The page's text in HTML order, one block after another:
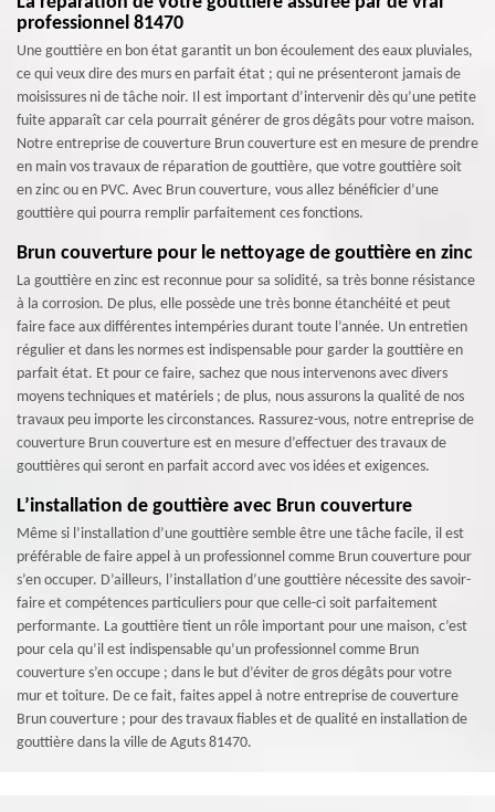
professionnel 81470
Une gouttière en bon état garantit un bon écoulement des eaux pluviales,
ce qui veux dire des murs en parfait état ; qui ne présenteront jamais de
moisissures ni de tâche noir. Il est important d’intervenir dès qu’une petite
fuite apparaît car cela pourrait générer de gros dégâts pour votre maison.
Notre entreprise de couverture Brun couverture est en mesure de prendre
en main vos travaux de réparation de gouttière, que votre gouttière soit
en zinc ou en PVC. Avec Brun couverture, vous allez bénéficier d’une
gouttière qui pourra remplir parfaitement ces fonctions.
Brun couverture pour le nettoyage de gouttière en zinc
La gouttière en zinc est reconnue pour sa solidité, sa très bonne résistance
à la corrosion. De plus, elle possède une très bonne étanchéité et peut
faire face aux différentes intempéries durant toute l’année. Un entretien
régulier et dans les normes est indispensable pour garder la gouttière en
parfait état. Et pour ce faire, sachez que nous intervenons avec divers
moyens techniques et matériels ; de plus, nous assurons la qualité de nos
travaux peu importe les circonstances. Rassurez-vous, notre entreprise de
couverture Brun couverture est en mesure d’effectuer des travaux de
gouttières qui seront en parfait accord avec vos idées et exigences.
L’installation de gouttière avec Brun couverture
Même si l’installation d’une gouttière semble être une tâche facile, il est
préférable de faire appel à un professionnel comme Brun couverture pour
s’en occuper. D’ailleurs, l’installation d’une gouttière nécessite des savoir-
faire et compétences particuliers pour que celle-ci soit parfaitement
performante. La gouttière tient un rôle important pour une maison, c’est
pour cela qu’il est indispensable qu’un professionnel comme Brun
couverture s’en occupe ; dans le but d’éviter de gros dégâts pour votre
mur et toiture. De ce fait, faites appel à notre entreprise de couverture
Brun couverture ; pour des travaux fiables et de qualité en installation de
gouttière dans la ville de Aguts 81470.